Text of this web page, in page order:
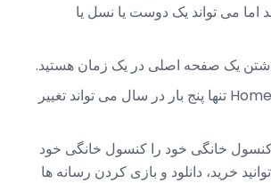
اما می تواند یک دوست یا نسل یا
یک صفحه اصلی در یک زمان هستید.
تنظیمات Home Console تنها پنج بار در سال می تواند تغییر
خانگی خود را کنسول خانگی خود
خرید، دانلود و بازی کردن رسانه ها